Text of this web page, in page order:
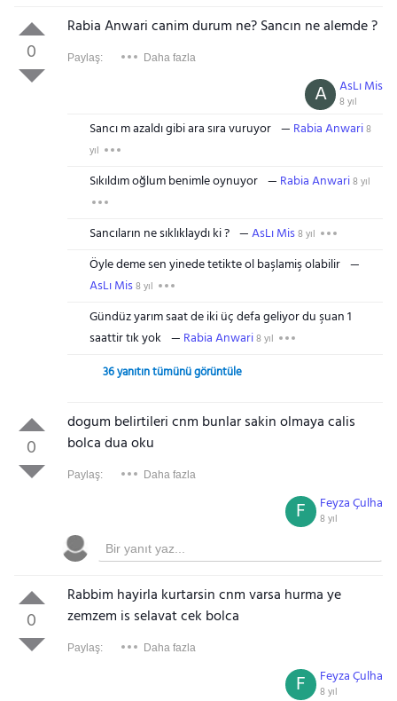
0
Rabia Anwari canim durum ne? Sancın ne alemde ?
Paylaş: Daha fazla
AsLı Mis
8 yıl
A
Sancı m azaldı gibi ara sıra vuruyor Rabia Anwari8
yıl
Sıkıldım oğlum benimle oynuyor Rabia Anwari8 yıl
Sancıların ne sıklıklaydı ki ? AsLı Mis8 yıl
Öyle deme sen yinede tetikte ol başlamiş olabilir
AsLı Mis8 yıl
Gündüz yarım saat de iki üç defa geliyor du şuan 1
saattir tık yok
Rabia Anwari8 yıl
36 yanıtın tümünü görüntüle
0
dogum belirtileri cnm bunlar sakin olmaya calis
bolca dua oku
Paylaş: Daha fazla
Feyza Çulha
8 yıl
F
0
Rabbim hayirla kurtarsin cnm varsa hurma ye
zemzem is selavat cek bolca
Paylaş: Daha fazla
Feyza Çulha
8 yıl
F